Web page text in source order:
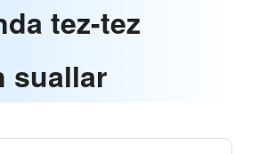
tez-tez
suallar